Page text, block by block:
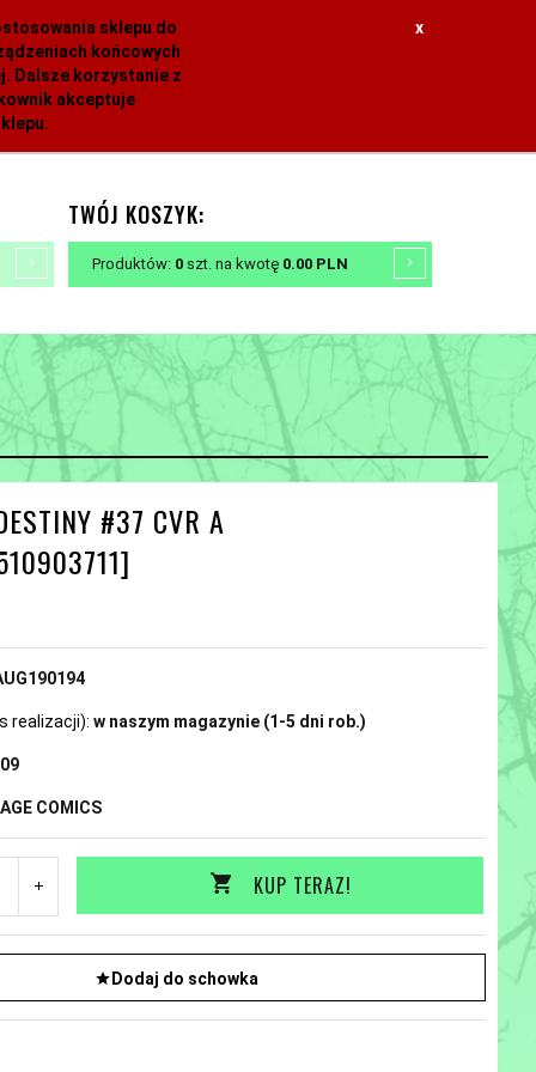
sklepu do
końcowych
Dalsze korzystanie z
akceptuje
x
TWÓJ KOSZYK:
Produktów: 0 szt.na kwotę 0.00 PLN
#37 CVR A
realizacji): w naszym magazynie (1-5 dni rob.)
COMICS
KUP TERAZ!
Dodaj do schowka